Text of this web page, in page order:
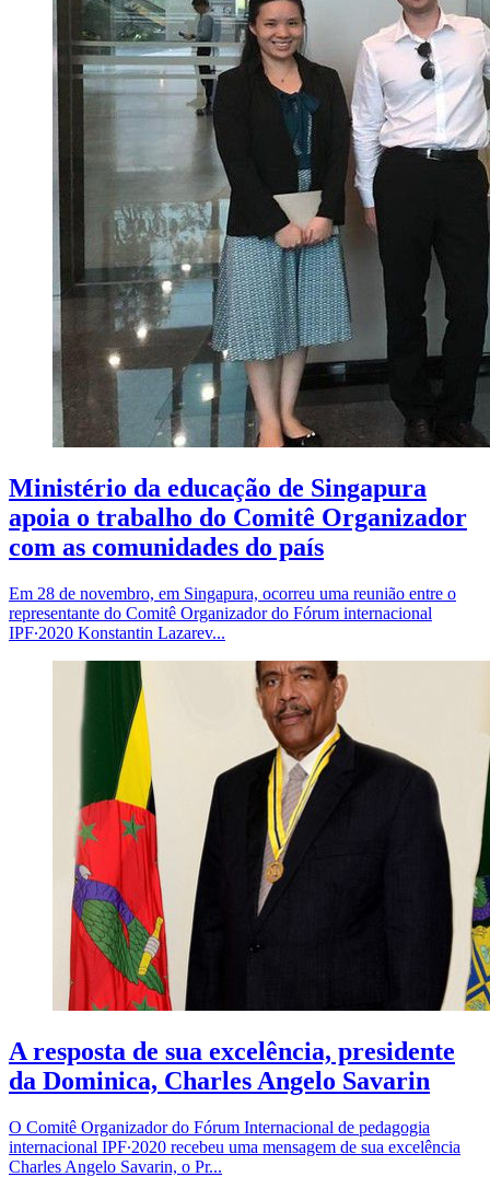
Ministério da educação de Singapura
apoia o trabalho do Comitê Organizador
com as comunidades do país
Em 28 de novembro, em Singapura, ocorreu uma reunião entre o
representante do Comitê Organizador do Fórum internacional
IPF∙2020 Konstantin Lazarev...
A resposta de sua excelência, presidente
da Dominica, Charles Angelo Savarin
O Comitê Organizador do Fórum Internacional de pedagogia
internacional IPF∙2020 recebeu uma mensagem de sua excelência
Charles Angelo Savarin, o Pr...